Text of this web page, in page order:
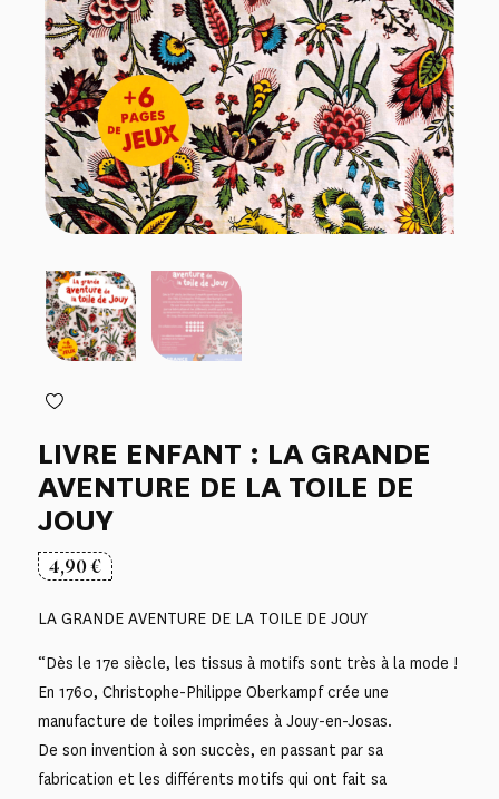
LIVRE ENFANT : LA GRANDE
AVENTURE DE LA TOILE DE
JOUY
4,90€
LA GRANDE AVENTURE DE LA TOILE DE JOUY
“Dès le 17e siècle, les tissus à motifs sont très à la mode !
En 1760, Christophe-Philippe Oberkampf crée une
manufacture de toiles imprimées à Jouy-en-Josas.
De son invention à son succès, en passant par sa
fabrication et les différents motifs qui ont fait sa